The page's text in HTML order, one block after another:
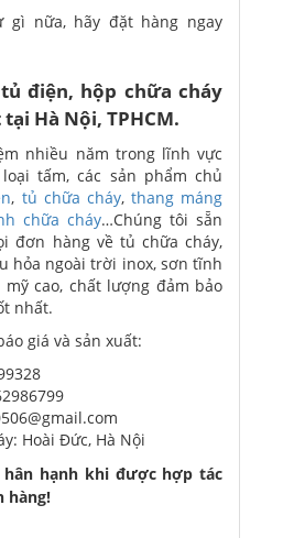
gì nữa, hãy đặt hàng ngay
điện, hộp chữa cháy
Hà Nội, TPHCM.
nhiều năm trong lĩnh vực
tấm, các sản phẩm chủ
, tủ chữa cháy, thang máng
chữa cháy…Chúng tôi sẵn
đơn hàng về tủ chữa cháy,
hỏa ngoài trời inox, sơn tĩnh
cao, chất lượng đảm bảo
nhất.
giá và sản xuất:
Hoài Đức, Hà Nội
hạnh khi được hợp tác
hàng!